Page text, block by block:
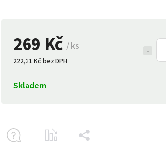
269 Kč / ks
222,31 Kč bez DPH
Skladem